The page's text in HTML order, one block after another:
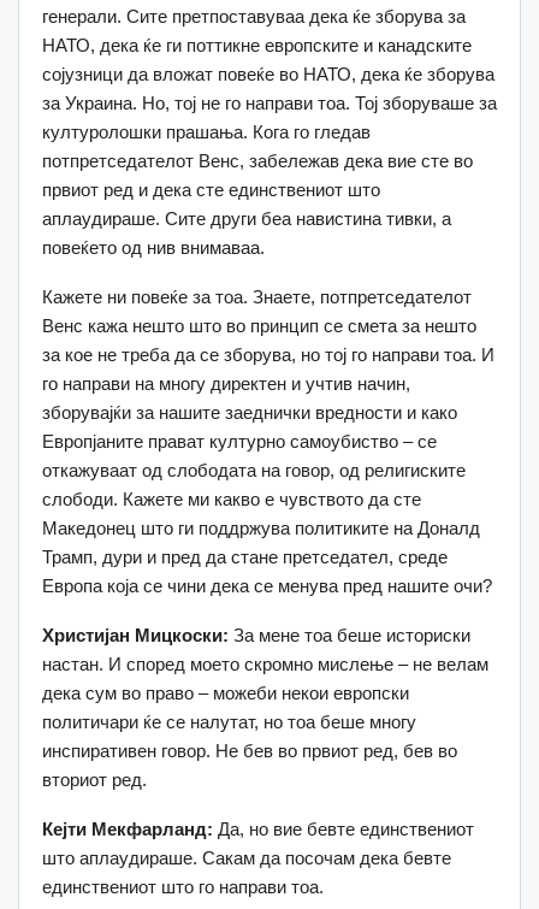
генерали. Сите претпоставуваа дека ќе зборува за
НАТО, дека ќе ги поттикне европските и канадските
сојузници да вложат повеќе во НАТО, дека ќе зборува
за Украина. Но, тој не го направи тоа. Тој зборуваше за
културолошки прашања. Кога го гледав
потпретседателот Венс, забележав дека вие сте во
првиот ред и дека сте единствениот што
аплаудираше. Сите други беа навистина тивки, а
повеќето од нив внимаваа.
Кажете ни повеќе за тоа. Знаете, потпретседателот
Венс кажа нешто што во принцип се смета за нешто
за кое не треба да се зборува, но тој го направи тоа. И
го направи на многу директен и учтив начин,
зборувајќи за нашите заеднички вредности и како
Европјаните прават културно самоубиство – се
откажуваат од слободата на говор, од религиските
слободи. Кажете ми какво е чувството да сте
Македонец што ги поддржува политиките на Доналд
Трамп, дури и пред да стане претседател, среде
Европа која се чини дека се менува пред нашите очи?
Христијан Мицкоски: За мене тоа беше историски
настан. И според моето скромно мислење – не велам
дека сум во право – можеби некои европски
политичари ќе се налутат, но тоа беше многу
инспиративен говор. Не бев во првиот ред, бев во
вториот ред.
Кејти Мекфарланд: Да, но вие бевте единствениот
што аплаудираше. Сакам да посочам дека бевте
единствениот што го направи тоа.